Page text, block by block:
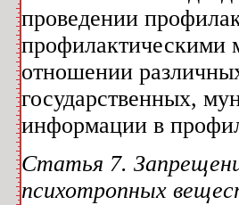
проведении
профилактическими
отношении
государственных,
информации в
Статья 7.
психотропных